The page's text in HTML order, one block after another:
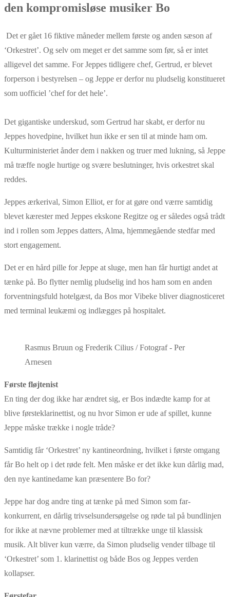
den kompromisløse musiker Bo
Det er gået 16 fiktive måneder mellem første og anden sæson af
‘Orkestret’. Og selv om meget er det samme som før, så er intet
alligevel det samme. For Jeppes tidligere chef, Gertrud, er blevet
forperson i bestyrelsen – og Jeppe er derfor nu pludselig konstitueret
som uofficiel ’chef for det hele’.
Det gigantiske underskud, som Gertrud har skabt, er derfor nu
Jeppes hovedpine, hvilket hun ikke er sen til at minde ham om.
Kulturministeriet ånder dem i nakken og truer med lukning, så Jeppe
må træffe nogle hurtige og svære beslutninger, hvis orkestret skal
reddes.
Jeppes ærkerival, Simon Elliot, er for at gøre ond værre samtidig
blevet kærester med Jeppes ekskone Regitze og er således også trådt
ind i rollen som Jeppes datters, Alma, hjemmegående stedfar med
stort engagement.
Det er en hård pille for Jeppe at sluge, men han får hurtigt andet at
tænke på. Bo flytter nemlig pludselig ind hos ham som en anden
forventningsfuld hotelgæst, da Bos mor Vibeke bliver diagnosticeret
med terminal leukæmi og indlægges på hospitalet.
Rasmus Bruun og Frederik Cilius / Fotograf - Per
Arnesen
Første fløjtenist
En ting der dog ikke har ændret sig, er Bos indædte kamp for at
blive førsteklarinettist, og nu hvor Simon er ude af spillet, kunne
Jeppe måske trække i nogle tråde?
Samtidig får ‘Orkestret’ ny kantineordning, hvilket i første omgang
får Bo helt op i det røde felt. Men måske er det ikke kun dårlig mad,
den nye kantinedame kan præsentere Bo for?
Jeppe har dog andre ting at tænke på med Simon som far-
konkurrent, en dårlig trivselsundersøgelse og røde tal på bundlinjen
for ikke at nævne problemer med at tiltrække unge til klassisk
musik. Alt bliver kun værre, da Simon pludselig vender tilbage til
‘Orkestret’ som 1. klarinettist og både Bos og Jeppes verden
kollapser.